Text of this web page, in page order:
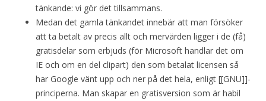
tänkande: vi gör det tillsammans.
Medan det gamla tänkandet innebär att man försöker
att ta betalt av precis allt och mervärden ligger i de (få)
gratisdelar som erbjuds (för Microsoft handlar det om
IE och om en del clipart) den som betalat licensen så
har Google vänt upp och ner på det hela, enligt [[GNU]]-
principerna. Man skapar en gratisversion som är habil